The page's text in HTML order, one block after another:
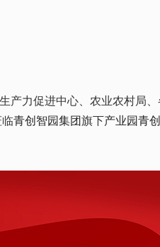
产力促进中心、农业农村局
青创智园集团旗下产业园青